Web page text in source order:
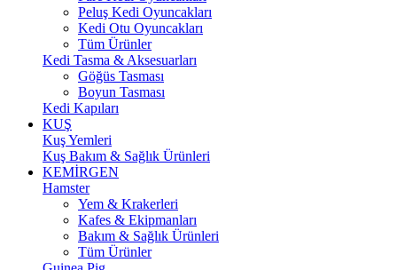
Peluş Kedi Oyuncakları
Kedi Otu Oyuncakları
Tüm Ürünler
Kedi Tasma & Aksesuarları
Göğüs Tasması
Boyun Tasması
Kedi Kapıları
KUŞ
Kuş Yemleri
Kuş Bakım & Sağlık Ürünleri
KEMİRGEN
Hamster
Yem & Krakerleri
Kafes & Ekipmanları
Bakım & Sağlık Ürünleri
Tüm Ürünler